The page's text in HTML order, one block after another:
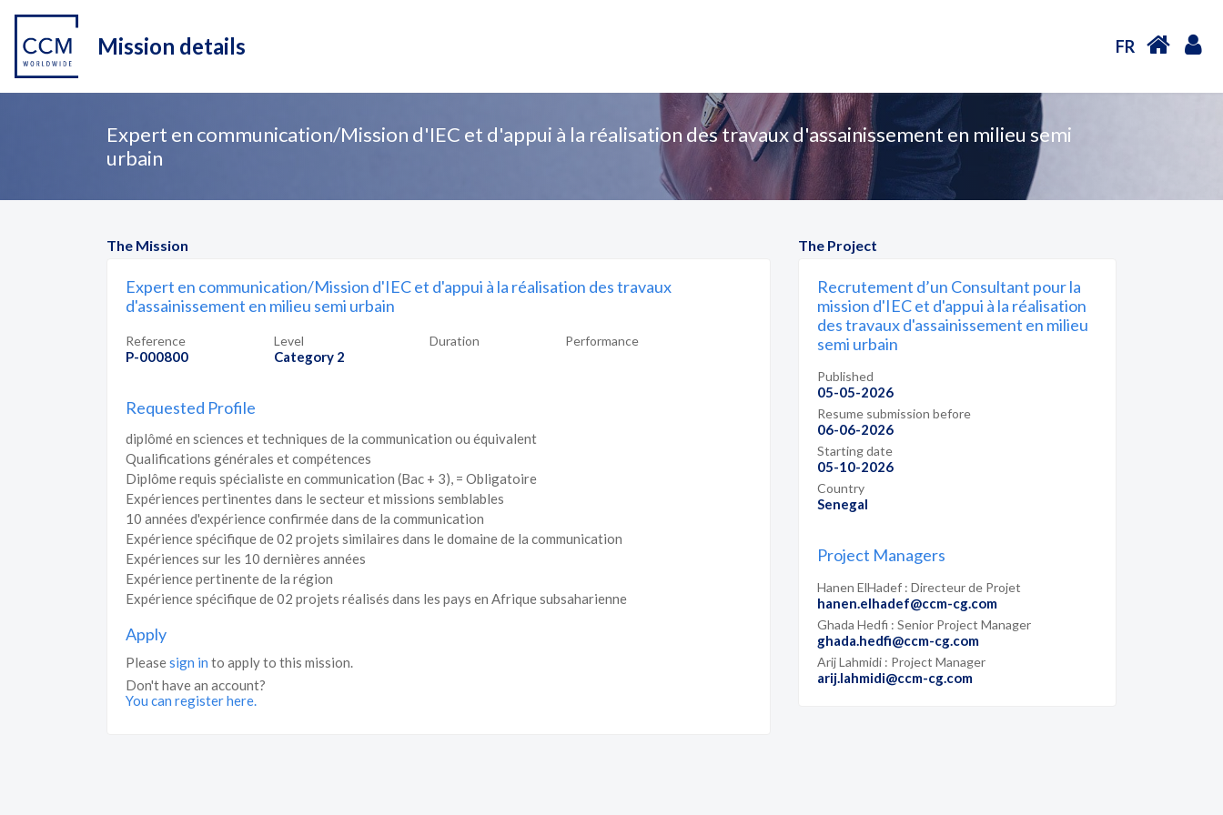
Mission details FR
Expert en communication/Mission d'IEC et d'appui à la réalisation des travaux d'assainissement en milieu semi
urbain
The Mission
Expert en communication/Mission d'IEC et d'appui à la réalisation des travaux
d'assainissement en milieu semi urbain
Reference
P-000800
Level
Category 2
Duration Performance
Requested Profile
diplômé en sciences et techniques de la communication ou équivalent
Qualifications générales et compétences
Diplôme requis spécialiste en communication (Bac + 3), = Obligatoire
Expériences pertinentes dans le secteur et missions semblables
10 années d'expérience confirmée dans de la communication
Expérience spécifique de 02 projets similaires dans le domaine de la communication
Expériences sur les 10 dernières années
Expérience pertinente de la région
Expérience spécifique de 02 projets réalisés dans les pays en Afrique subsaharienne
Apply
Pleasesign in to apply to this mission.
Don't have an account?
You can register here.
The Project
Recrutement d’un Consultant pour la
mission d'IEC et d'appui à la réalisation
des travaux d'assainissement en milieu
semi urbain
Published
05-05-2026
Resume submission before
06-06-2026
Starting date
05-10-2026
Country
Senegal
Project Managers
Hanen ElHadef : Directeur de Projet
hanen.elhadef@ccm-cg.com
Ghada Hedfi : Senior Project Manager
ghada.hedfi@ccm-cg.com
Arij Lahmidi : Project Manager
arij.lahmidi@ccm-cg.com